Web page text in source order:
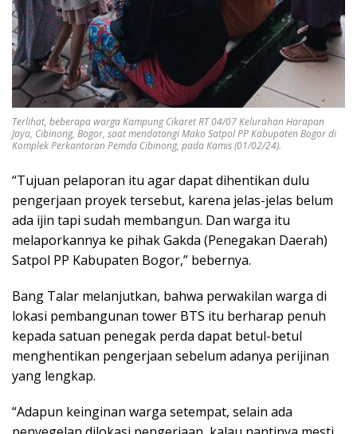
Terlihat, beberapa warga Kampung Cikaret RT 04/07 Kelurahan Harapan
Jaya, Cibinong, Bogor, saat mendatangi Mako Satpol PP Kabupaten Bogor di
Komplek Perkantoran Pemda Cibinong, pada Kamis (01/02/24).
“Tujuan pelaporan itu agar dapat dihentikan dulu
pengerjaan proyek tersebut, karena jelas-jelas belum
ada ijin tapi sudah membangun. Dan warga itu
melaporkannya ke pihak Gakda (Penegakan Daerah)
Satpol PP Kabupaten Bogor,” bebernya.
Bang Talar melanjutkan, bahwa perwakilan warga di
lokasi pembangunan tower BTS itu berharap penuh
kepada satuan penegak perda dapat betul-betul
menghentikan pengerjaan sebelum adanya perijinan
yang lengkap.
“Adapun keinginan warga setempat, selain ada